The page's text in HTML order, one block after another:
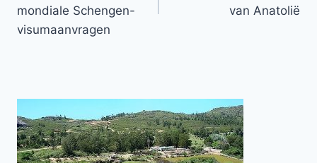
mondiale Schengen-
visumaanvragen
van Anatolië